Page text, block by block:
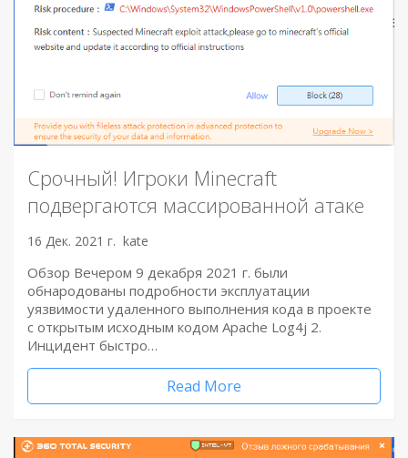
Срочный! Игроки Minecraft
подвергаются массированной атаке
16 Дек. 2021 г. kate
Обзор Вечером 9 декабря 2021 г. были
обнародованы подробности эксплуатации
уязвимости удаленного выполнения кода в проекте
с открытым исходным кодом Apache Log4j 2.
Инцидент быстро…
Read More